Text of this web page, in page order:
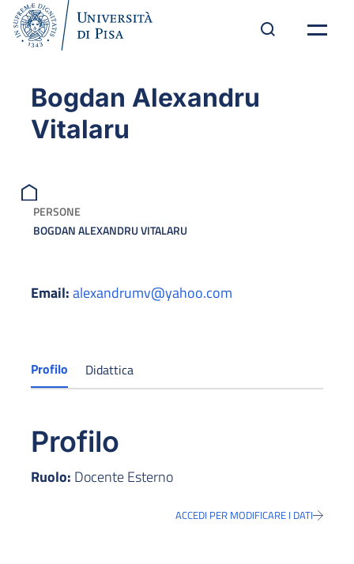
Bogdan Alexandru
Vitalaru
PERSONE
BOGDAN ALEXANDRU VITALARU
Email:alexandrumv@yahoo.com
Profilo Didattica
Profilo
Ruolo: Docente Esterno
ACCEDI PER MODIFICARE I DATI